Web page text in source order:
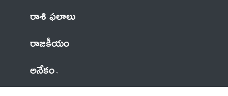
రాశి ఫలాలు
రాజకీయం
అనేకం